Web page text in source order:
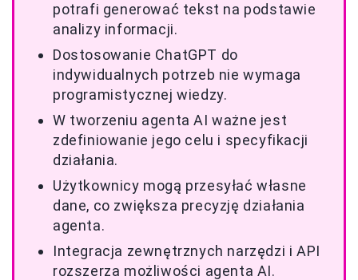
potrafi generować tekst na podstawie
analizy informacji.
Dostosowanie ChatGPT do
indywidualnych potrzeb nie wymaga
programistycznej wiedzy.
W tworzeniu agenta AI ważne jest
zdefiniowanie jego celu i specyfikacji
działania.
Użytkownicy mogą przesyłać własne
dane, co zwiększa precyzję działania
agenta.
Integracja zewnętrznych narzędzi i API
rozszerza możliwości agenta AI.